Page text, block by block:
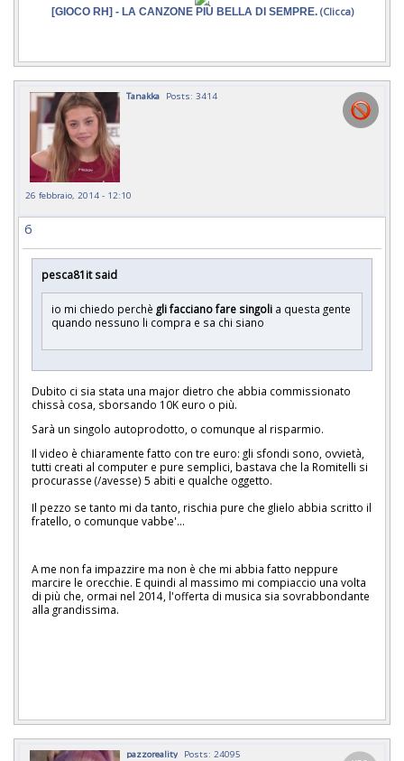
[GIOCO RH] - LA CANZONE PIÙ BELLA DI SEMPRE. (Clicca)
Tanakka Posts: 3414
26 febbraio, 2014 - 12:10
6
pesca81it said
io mi chiedo perchè gli facciano fare singoli a questa gente
quando nessuno li compra e sa chi siano
Dubito ci sia stata una major dietro che abbia commissionato
chissà cosa, sborsando 10K euro o più.
Sarà un singolo autoprodotto, o comunque al risparmio.
Il video è chiaramente fatto con tre euro: gli sfondi sono, ovvietà,
tutti creati al computer e pure semplici, bastava che la Romitelli si
procurasse (/avesse) 5 abiti e qualche oggetto.
Il pezzo se tanto mi da tanto, rischia pure che glielo abbia scritto il
fratello, o comunque vabbe'...
A me non fa impazzire ma non è che mi abbia fatto neppure
marcire le orecchie. E quindi al massimo mi compiaccio una volta
di più che, ormai nel 2014, l'offerta di musica sia sovrabbondante
alla grandissima.
pazzoreality Posts: 24095